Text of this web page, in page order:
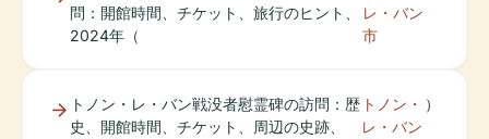
問：開館時間、チケット、旅行のヒント、
2024年（
レ・バン
市
トノン・レ・バン戦没者慰霊碑の訪問：歴
史、開館時間、チケット、周辺の史跡、
トノン・
レ・バン
）